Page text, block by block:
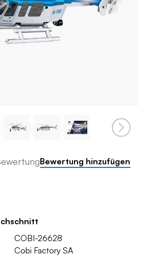
Bewertung hinzufügen
COBI-26628
Cobi Factory SA